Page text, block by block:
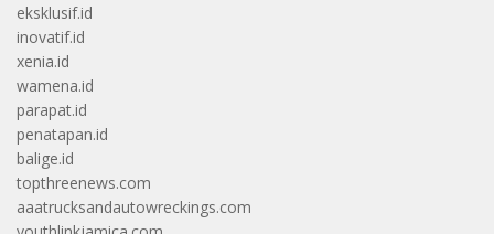
eksklusif.id
inovatif.id
xenia.id
wamena.id
parapat.id
penatapan.id
balige.id
topthreenews.com
aaatrucksandautowreckings.com